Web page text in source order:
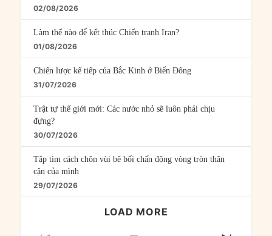
02/08/2026
Làm thế nào để kết thúc Chiến tranh Iran?
01/08/2026
Chiến lược kế tiếp của Bắc Kinh ở Biển Đông
31/07/2026
Trật tự thế giới mới: Các nước nhỏ sẽ luôn phải chịu
đựng?
30/07/2026
Tập tìm cách chôn vùi bê bối chấn động vòng tròn thân
cận của mình
29/07/2026
LOAD MORE